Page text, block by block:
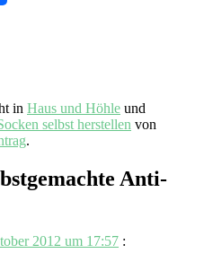
in Haus und Höhle und
selbst herstellen von
.
Anti-
2012 um 17:57 :